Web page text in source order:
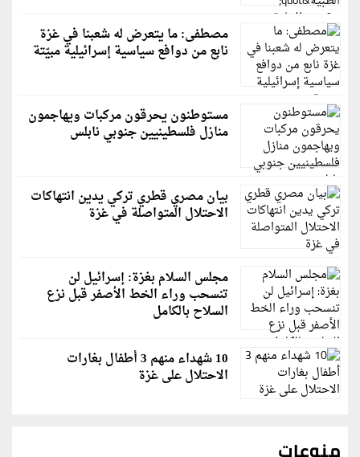
مصطفى: ما يتعرض له شعبنا في غزة
نابع من دوافع سياسية إسرائيلية مبيّتة
مستوطنون يحرقون مركبات ويهاجمون
منازل فلسطينيين جنوبي نابلس
بيان مصري قطري تركي يدين انتهاكات
الاحتلال المتواصلة في غزة
مجلس السلام بغزة: إسرائيل لن
تنسحب وراء الخط الأصفر قبل نزع
السلاح بالكامل
10 شهداء منهم 3 أطفال بغارات
الاحتلال على غزة